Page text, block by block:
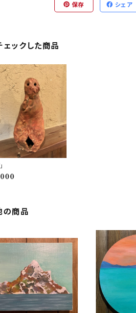
保存 シェア
ェックした商品
の商品